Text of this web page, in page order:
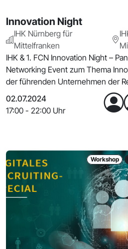
Innovation Night
IHK Nürnberg für
Mittelfranken
IHK & 1. FCN Innovation Night –
Networking Event zum Thema
der führenden Unternehmen der
02.07.2024
17:00 - 22:00 Uhr
Workshop